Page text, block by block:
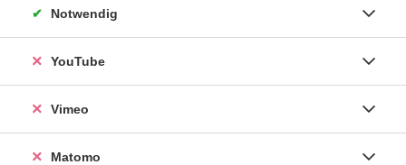
Markkleeberg
zurück zur Übersicht
Notwendig
YouTube
Vimeo
Matomo